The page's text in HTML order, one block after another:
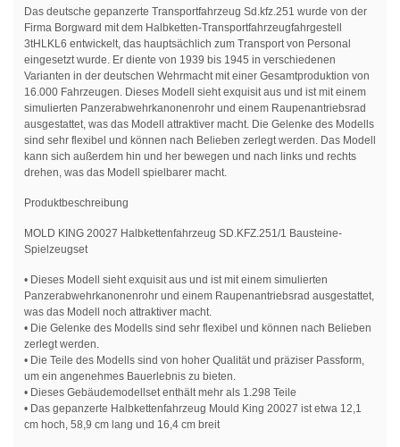
Das deutsche gepanzerte Transportfahrzeug Sd.kfz.251 wurde von der
Firma Borgward mit dem Halbketten-Transportfahrzeugfahrgestell
3tHLKL6 entwickelt, das hauptsächlich zum Transport von Personal
eingesetzt wurde. Er diente von 1939 bis 1945 in verschiedenen
Varianten in der deutschen Wehrmacht mit einer Gesamtproduktion von
16.000 Fahrzeugen. Dieses Modell sieht exquisit aus und ist mit einem
simulierten Panzerabwehrkanonenrohr und einem Raupenantriebsrad
ausgestattet, was das Modell attraktiver macht. Die Gelenke des Modells
sind sehr flexibel und können nach Belieben zerlegt werden. Das Modell
kann sich außerdem hin und her bewegen und nach links und rechts
drehen, was das Modell spielbarer macht.
Produktbeschreibung
MOLD KING 20027 Halbkettenfahrzeug SD.KFZ.251/1 Bausteine-
Spielzeugset
• Dieses Modell sieht exquisit aus und ist mit einem simulierten
Panzerabwehrkanonenrohr und einem Raupenantriebsrad ausgestattet,
was das Modell noch attraktiver macht.
• Die Gelenke des Modells sind sehr flexibel und können nach Belieben
zerlegt werden.
• Die Teile des Modells sind von hoher Qualität und präziser Passform,
um ein angenehmes Bauerlebnis zu bieten.
• Dieses Gebäudemodellset enthält mehr als 1.298 Teile
• Das gepanzerte Halbkettenfahrzeug Mould King 20027 ist etwa 12,1
cm hoch, 58,9 cm lang und 16,4 cm breit